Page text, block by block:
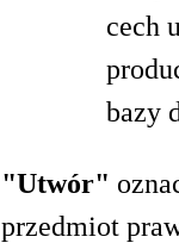
cech
bazy
"Utwór"
przedmiot